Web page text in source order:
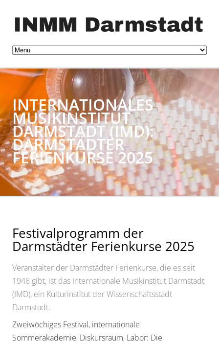
INTERNATIONALES
MUSIKINSTITUT
DARMSTADT (IMD):
DARMSTÄDTER
FERIENKURSE 2025
Festivalprogramm der
Darmstädter Ferienkurse 2025
Veranstalter der Darmstädter Ferienkurse, die es seit
1946 gibt, ist das Internationale Musikinstitut Darmstadt
(IMD), ein Kulturinstitut der Wissenschaftsstadt
Darmstadt.
Zweiwöchiges Festival, internationale
Sommerakademie, Diskursraum, Labor: Die